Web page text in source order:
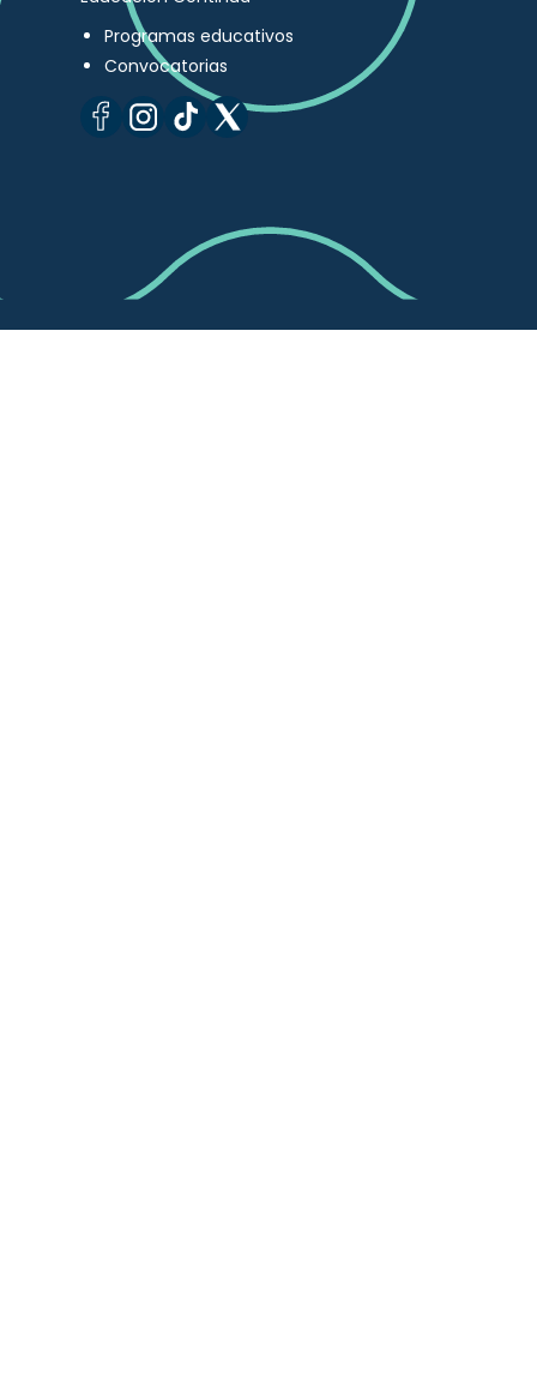
Programas educativos
Convocatorias